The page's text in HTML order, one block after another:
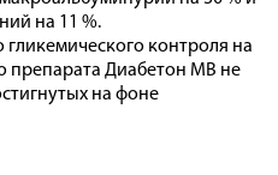
на 11 %.
контроля на
препарата Диабетон МВ не
на фоне